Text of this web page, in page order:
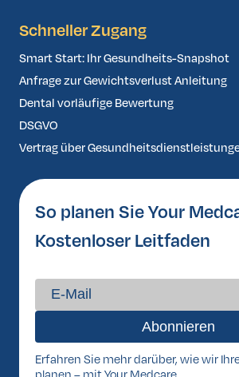
Schneller Zugang
Smart Start: Ihr Gesundheits-Snapshot
Anfrage zur Gewichtsverlust Anleitung
Dental vorläufige Bewertung
DSGVO
Vertrag über
So planen Sie Your
Kostenloser Leitfaden
Erfahren Sie mehr darüber, wie wir